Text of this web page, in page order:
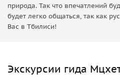
природа. Так что впечатлений
будет легко общаться, так как
Вас в Тбилиси!
Экскурсии гида